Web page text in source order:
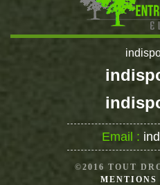
Email :
©2016 TOUT
MENTIONS